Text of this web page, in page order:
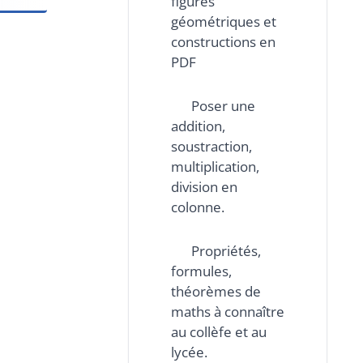
géométriques et
constructions en
PDF
Poser une
addition,
soustraction,
multiplication,
division en
colonne.
Propriétés,
formules,
théorèmes de
maths à connaître
au collèfe et au
lycée.